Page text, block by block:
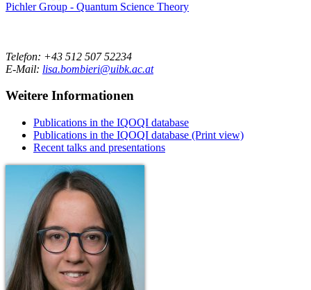
Pichler Group - Quantum Science Theory
Telefon: +43 512 507 52234
E-Mail: lisa.bombieri@uibk.ac.at
Weitere Informationen
Publications in the IQOQI database
Publications in the IQOQI database (Print view)
Recent talks and presentations